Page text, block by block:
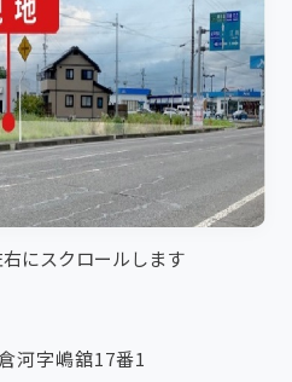
河字嶋舘17番1
にスクロールします